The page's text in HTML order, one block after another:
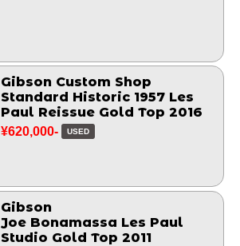
Gibson Custom Shop
Standard Historic 1957 Les
Paul Reissue Gold Top 2016
¥620,000- USED
Gibson
Joe Bonamassa Les Paul
Studio Gold Top 2011